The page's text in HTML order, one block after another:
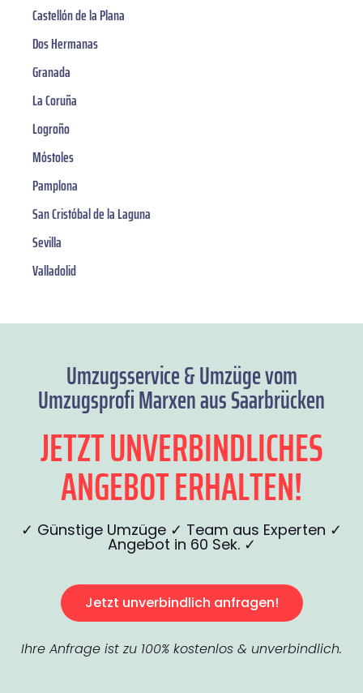
Castellón de la Plana
Dos Hermanas
Granada
La Coruña
Logroño
Móstoles
Pamplona
San Cristóbal de la Laguna
Sevilla
Valladolid
Umzugsservice & Umzüge vom
Umzugsprofi Marxen aus Saarbrücken
JETZT UNVERBINDLICHES
ANGEBOT ERHALTEN!
✓ Günstige Umzüge ✓ Team aus Experten ✓
Angebot in 60 Sek. ✓
Jetzt unverbindlich anfragen!
Ihre Anfrage ist zu 100% kostenlos & unverbindlich.